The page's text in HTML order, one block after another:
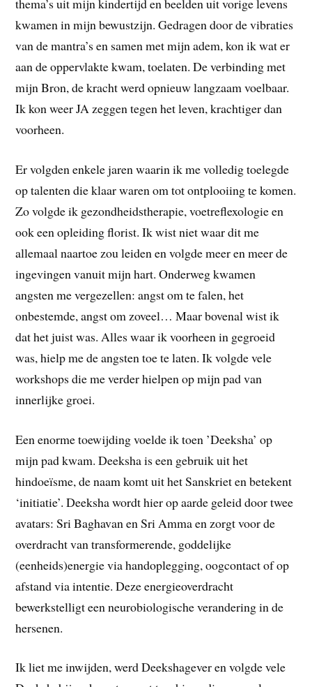
thema’s uit mijn kindertijd en beelden uit vorige levens
kwamen in mijn bewustzijn. Gedragen door de vibraties
van de mantra’s en samen met mijn adem, kon ik wat er
aan de oppervlakte kwam, toelaten. De verbinding met
mijn Bron, de kracht werd opnieuw langzaam voelbaar.
Ik kon weer JA zeggen tegen het leven, krachtiger dan
voorheen.
Er volgden enkele jaren waarin ik me volledig toelegde
op talenten die klaar waren om tot ontplooiing te komen.
Zo volgde ik gezondheidstherapie, voetreflexologie en
ook een opleiding florist. Ik wist niet waar dit me
allemaal naartoe zou leiden en volgde meer en meer de
ingevingen vanuit mijn hart. Onderweg kwamen
angsten me vergezellen: angst om te falen, het
onbestemde, angst om zoveel… Maar bovenal wist ik
dat het juist was. Alles waar ik voorheen in gegroeid
was, hielp me de angsten toe te laten. Ik volgde vele
workshops die me verder hielpen op mijn pad van
innerlijke groei.
Een enorme toewijding voelde ik toen ’Deeksha’ op
mijn pad kwam. Deeksha is een gebruik uit het
hindoeïsme, de naam komt uit het Sanskriet en betekent
‘initiatie’. Deeksha wordt hier op aarde geleid door twee
avatars: Sri Baghavan en Sri Amma en zorgt voor de
overdracht van transformerende, goddelijke
(eenheids)energie via handoplegging, oogcontact of op
afstand via intentie. Deze energieoverdracht
bewerkstelligt een neurobiologische verandering in de
hersenen.
Ik liet me inwijden, werd Deekshagever en volgde vele